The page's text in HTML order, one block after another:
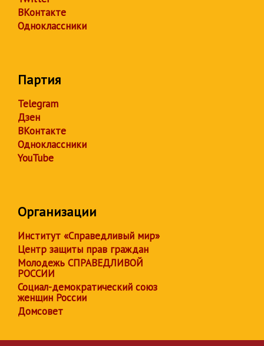
ВКонтакте
Одноклассники
Партия
Telegram
Дзен
ВКонтакте
Одноклассники
YouTube
Организации
Институт «Справедливый мир»
Центр защиты прав граждан
Молодежь СПРАВЕДЛИВОЙ
РОССИИ
Социал-демократический союз
женщин России
Домсовет